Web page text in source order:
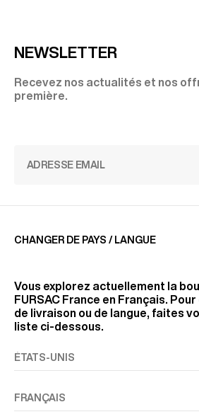
NEWSLETTER
Recevez nos actualités et nos
première.
LA MAISON
RETROUVEZ-NOUS
CHANGER DE PAYS / LANGUE
Vous explorez actuellement la
FURSAC France en Français.
de livraison ou de langue, faites
liste ci-dessous.